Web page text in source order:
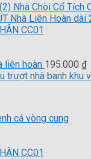
Nhà Chòi Cổ Tích
Nhà Liên Hoàn dài
CC01
liên hoàn 195.000 ₫
cá vòng cung
CC01